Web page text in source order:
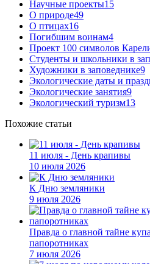
Научные проекты15
О природе49
О птицах16
Погибшим воинам4
Проект 100 символов
Студенты и школьники в
Художники в заповеднике9
Экологические даты и
Экологические занятия9
Экологический туризм13
Похожие статьи
11 июля - День крапивы
10 июля 2026
К Дню земляники
9 июля 2026
Правда о главной тайне
папоротниках
7 июля 2026